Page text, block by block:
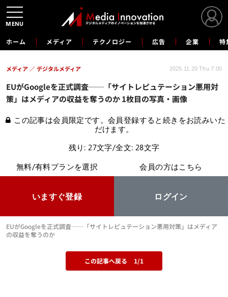
ホーム メディア テクノロジー 広告 企業 特
EUがGoogleを正式調査──「サイトレピュテーション悪用対
策」はメディアの収益を奪うのか 1枚目の写真・画像
メディア デジタルメディア 2025.11.20 Thu 7:00
この記事は会員限定です。会員登録すると続きをお読みいた
だけます。
残り: 27文字/全文: 28文字
無料/有料プランを選択
いますぐ登録
会員の方はこちら
ログイン
EUがGoogleを正式調査──「サイトレピュテーション悪用対策」はメディア
の収益を奪うのか
この記事へ戻る 1/1
MENU